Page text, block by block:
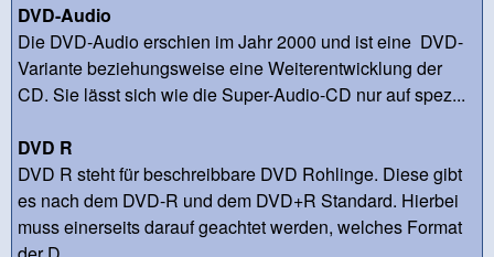
DVD-Audio
Die DVD-Audio erschien im Jahr 2000 und ist eine DVD-
Variante beziehungsweise eine Weiterentwicklung der
CD. Sie lässt sich wie die Super-Audio-CD nur auf spez...
DVD R
DVD R steht für beschreibbare DVD Rohlinge. Diese gibt
es nach dem DVD-R und dem DVD+R Standard. Hierbei
muss einerseits darauf geachtet werden, welches Format